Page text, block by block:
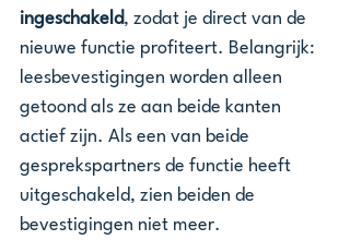
ingeschakeld, zodat je direct van de
nieuwe functie profiteert. Belangrijk:
leesbevestigingen worden alleen
getoond als ze aan beide kanten
actief zijn. Als een van beide
gesprekspartners de functie heeft
uitgeschakeld, zien beiden de
bevestigingen niet meer.